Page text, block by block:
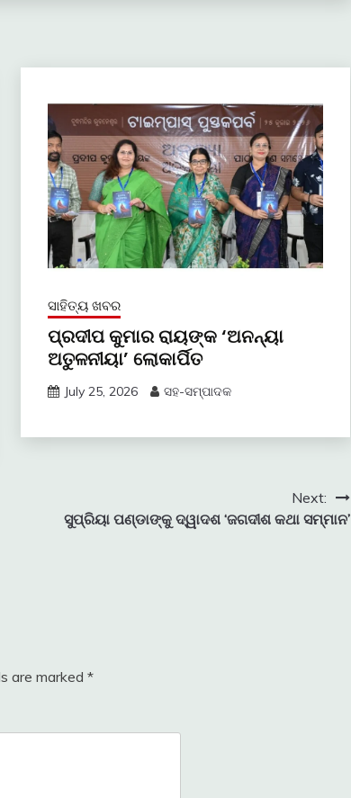
ସାହିତ୍ୟ ଖବର
ପ୍ରଦୀପ କୁମାର ରାୟଙ୍କ ‘ଅନନ୍ୟା
ଅତୁଳନୀୟା’ ଲୋକାର୍ପିତ
July 25, 2026 ସହ-ସମ୍ପାଦକ
Next:
ସୁପ୍ରିୟା ପଣ୍ଡାଙ୍କୁ ଦ୍ୱାଦଶ ‘ଜଗଦୀଶ କଥା ସମ୍ମାନ’
are marked *